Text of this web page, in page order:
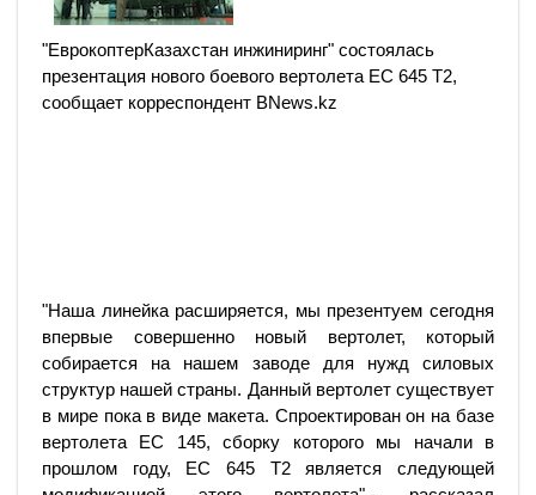
"ЕврокоптерКазахстан инжиниринг" состоялась
презентация нового боевого вертолета ЕС 645 Т2,
сообщает корреспондент BNews.kz
"Наша линейка расширяется, мы презентуем сегодня
впервые совершенно новый вертолет, который
собирается на нашем заводе для нужд силовых
структур нашей страны. Данный вертолет существует
в мире пока в виде макета. Спроектирован он на базе
вертолета ЕС 145, сборку которого мы начали в
прошлом году, ЕС 645 Т2 является следующей